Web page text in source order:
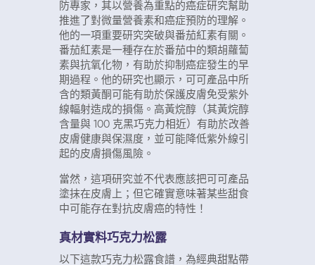
防專家，其以營養為重點的癌症研究幫助
推進了對微量營養素和癌症預防的理解。
他的一項重要研究突破與番茄紅素有關。
番茄紅素是一種存在於番茄中的類胡蘿蔔
素與抗氧化物，有助於抑制癌症發生的早
期過程。他的研究也顯示，可可產品中所
含的類黃酮可能有助於保護皮膚免受紫外
線輻射造成的損傷。高黃烷醇（其黃烷醇
含量與 100 克黑巧克力相近）有助於改善
皮膚健康與保濕度，並可能降低紫外線引
起的皮膚損傷風險。
當然，這項研究並不代表應該把可可產品
塗抹在皮膚上；但它確實意味著某些甜食
中可能存在對抗皮膚癌的特性！
真材實料巧克力松露
以下這款巧克力松露食譜，為經典甜點帶